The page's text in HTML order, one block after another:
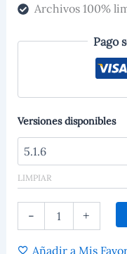
Archivos 100%
Pago
Versiones disponibles
LIMPIAR
- +
Añadir a Mis